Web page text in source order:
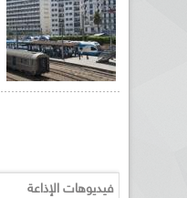
فيديوهات الإذاعة